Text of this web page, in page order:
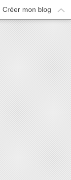
Créer mon blog